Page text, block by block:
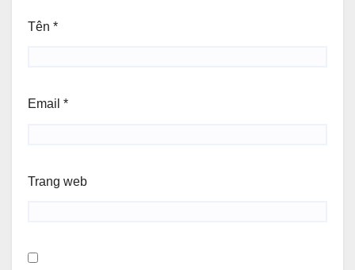
Tên *
Email *
Trang web